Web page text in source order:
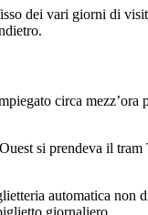
dei vari giorni di
circa
si prendeva il
automatica
giornaliero.